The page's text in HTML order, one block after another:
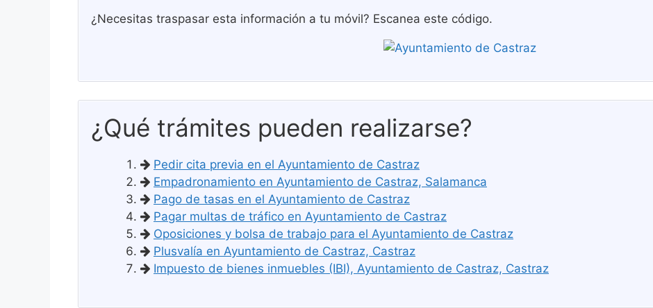
¿Necesitas traspasar esta información a tu móvil? Escanea este código.
¿Qué trámites pueden realizarse?
Pedir cita previa en el Ayuntamiento de Castraz
Empadronamiento en Ayuntamiento de Castraz, Salamanca
Pago de tasas en el Ayuntamiento de Castraz
Pagar multas de tráfico en Ayuntamiento de Castraz
Oposiciones y bolsa de trabajo para el Ayuntamiento de Castraz
Plusvalía en Ayuntamiento de Castraz, Castraz
Impuesto de bienes inmuebles (IBI), Ayuntamiento de Castraz, Castraz